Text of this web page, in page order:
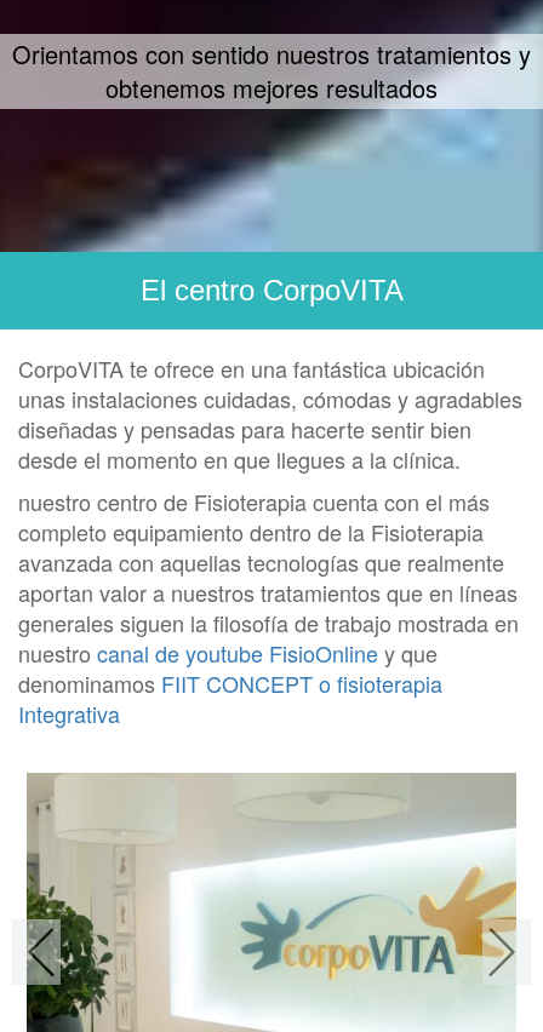
Orientamos con sentido nuestros tratamientos y
obtenemos mejores resultados
El centro CorpoVITA
CorpoVITA te ofrece en una fantástica ubicación
unas instalaciones cuidadas, cómodas y agradables
diseñadas y pensadas para hacerte sentir bien
desde el momento en que llegues a la clínica.
nuestro centro de Fisioterapia cuenta con el más
completo equipamiento dentro de la Fisioterapia
avanzada con aquellas tecnologías que realmente
aportan valor a nuestros tratamientos que en líneas
generales siguen la filosofía de trabajo mostrada en
nuestro canal de youtube FisioOnliney que
denominamos FIIT CONCEPT o fisioterapia
Integrativa